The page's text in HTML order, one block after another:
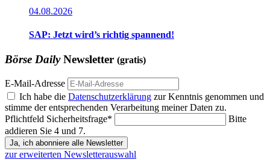
04.08.2026
SAP: Jetzt wird’s richtig spannend!
Börse DailyNewsletter (gratis)
E-Mail-Adresse
Ich habe die Datenschutzerklärung zur Kenntnis genommen und
stimme der entsprechenden Verarbeitung meiner Daten zu.
Pflichtfeld Sicherheitsfrage*
Bitte
addieren Sie 4 und 7.
Ja, ich abonniere alle Newsletter
zur erweiterten Newsletterauswahl